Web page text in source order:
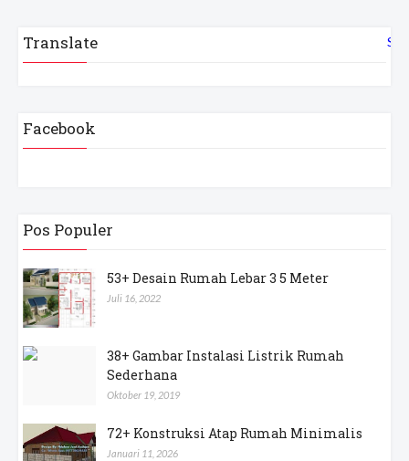
Translate
Facebook
Pos Populer
53+ Desain Rumah Lebar 3 5 Meter
Juli 16, 2022
38+ Gambar Instalasi Listrik Rumah
Sederhana
Oktober 19, 2019
72+ Konstruksi Atap Rumah Minimalis
Januari 11, 2026